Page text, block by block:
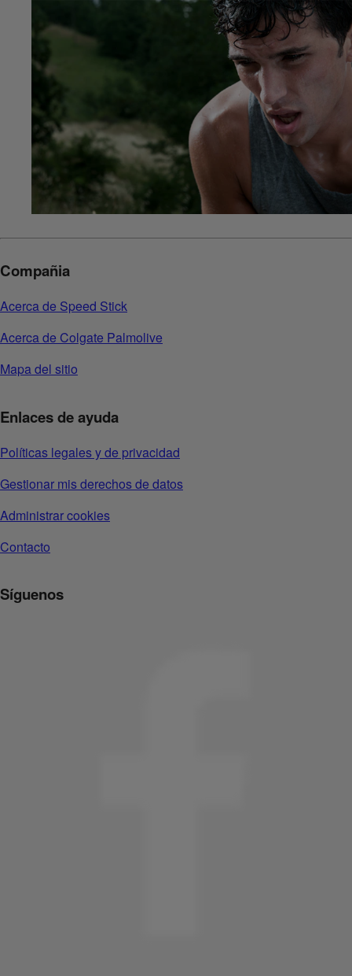
Compañia
Acerca de Speed Stick
Acerca de Colgate Palmolive
Mapa del sitio
Enlaces de ayuda
Políticas legales y de privacidad
Gestionar mis derechos de datos
Administrar cookies
Contacto
Síguenos